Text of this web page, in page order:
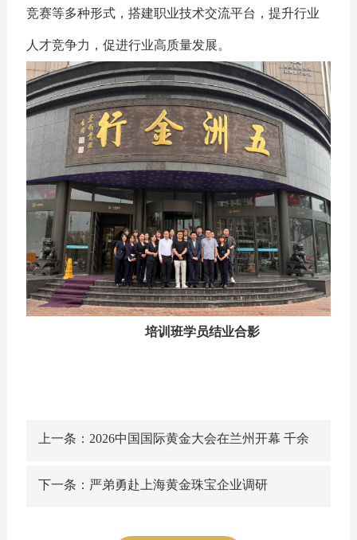
竞赛等多种形式，搭建职业技术交流平台，提升行业
人才竞争力，促进行业高质量发展。
培训班学员结业合影
上一条：2026中国国际黄金大会在兰州开幕 千余
下一条：严弟勇赴上海黄金珠宝企业调研